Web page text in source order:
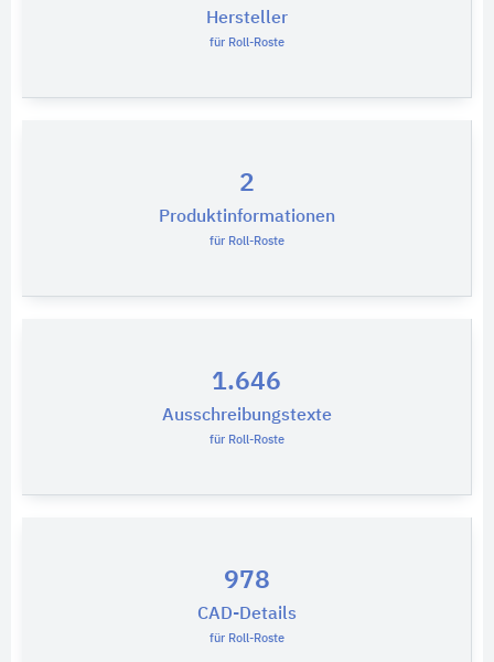
Hersteller
für Roll-Roste
2
Produktinformationen
für Roll-Roste
1.646
Ausschreibungstexte
für Roll-Roste
978
CAD-Details
für Roll-Roste